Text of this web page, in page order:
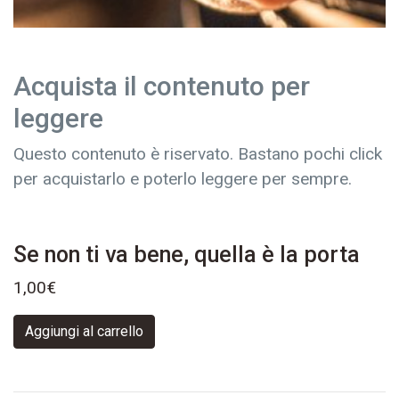
Acquista il contenuto per
leggere
Questo contenuto è riservato. Bastano pochi click
per acquistarlo e poterlo leggere per sempre.
Se non ti va bene, quella è la porta
1,00€
Aggiungi al carrello